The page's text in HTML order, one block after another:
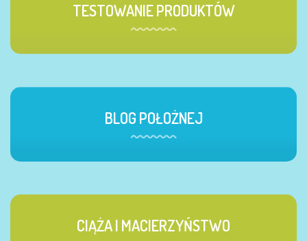
TESTOWANIE PRODUKTÓW
BLOG POŁOŻNEJ
CIĄŻA I MACIERZYŃSTWO